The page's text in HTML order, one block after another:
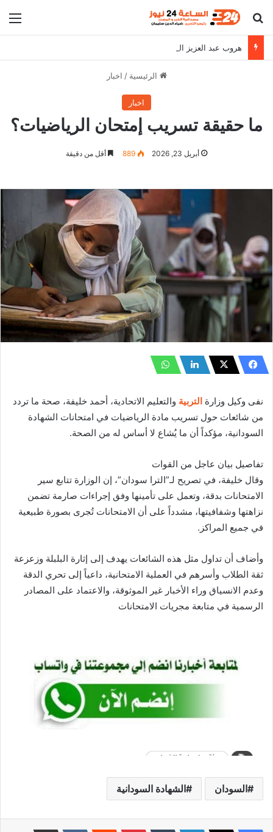
بحث عن
هروب عبد العزيز الحلو وقيادات الشعبية
الرئيسية / اخبار
اخبار
ما حقيقة تسريب إمتحان الرياضيات؟
أبريل 23, 2026 889 أقل من دقيقة
نفى وكيل وزارة التربية والتعليم الاتحادية، أحمد خليفة، صحة ما تردد
من شائعات حول تسريب مادة الرياضيات في امتحانات الشهادة
السودانية، مؤكداً أن ما يُشاع لا أساس له من الصحة.
تفاصيل بيان عاجل من القوات
وقال خليفة، في تصريح لـ”الترا سودان”، إن الوزارة تتابع سير
الامتحانات بدقة، وتعمل على تأمينها وفق إجراءات صارمة تضمن
نزاهتها وشفافيتها، مشدداً على أن الامتحانات تُجرى بصورة طبيعية
في جميع المراكز.
وأضاف أن تداول مثل هذه الشائعات يهدف إلى إثارة البلبلة وزعزعة
ثقة الطلاب وأسرهم في العملية الامتحانية، داعياً إلى تحري الدقة
وعدم الانسياق وراء الأخبار غير الموثوقة، والاعتماد على المصادر
الرسمية في متابعة مجريات الامتحانات
السودان الشهادة السودانية